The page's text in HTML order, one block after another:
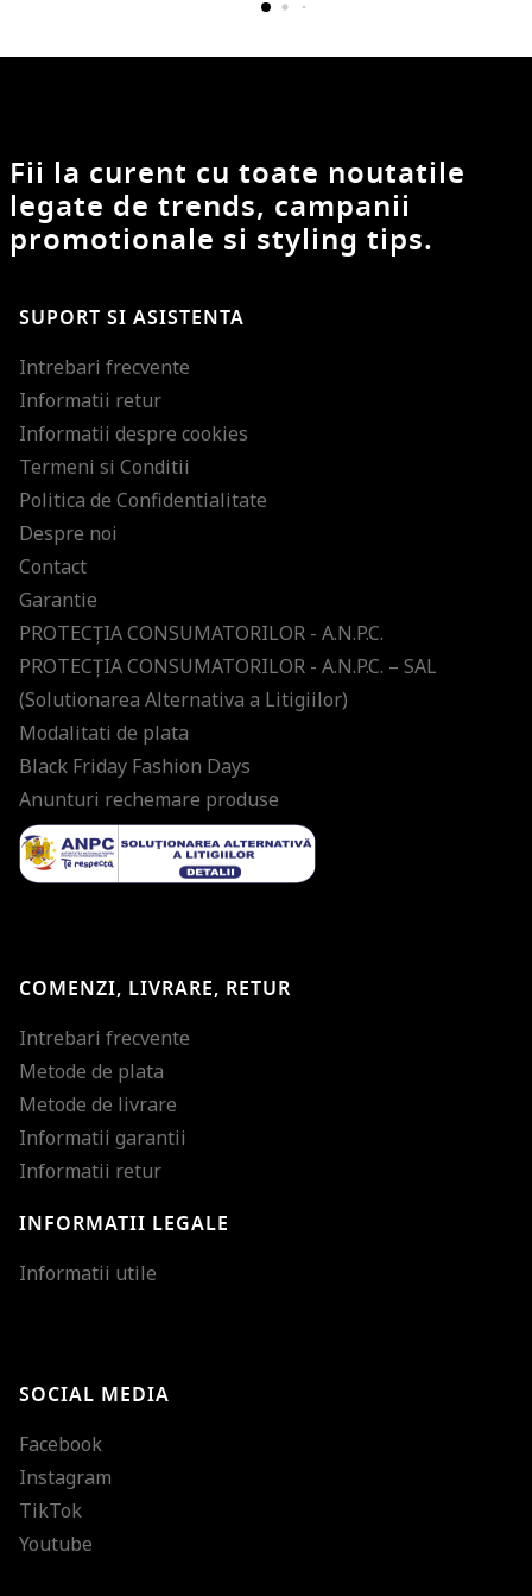
Fii la curent cu toate noutatile
legate de trends, campanii
promotionale si styling tips.
SUPORT SI ASISTENTA
Intrebari frecvente
Informatii retur
Informatii despre cookies
Termeni si Conditii
Politica de Confidentialitate
Despre noi
Contact
Garantie
PROTECŢIA CONSUMATORILOR - A.N.P.C.
PROTECŢIA CONSUMATORILOR - A.N.P.C. – SAL
(Solutionarea Alternativa a Litigiilor)
Modalitati de plata
Black Friday Fashion Days
Anunturi rechemare produse
COMENZI, LIVRARE, RETUR
Intrebari frecvente
Metode de plata
Metode de livrare
Informatii garantii
Informatii retur
INFORMATII LEGALE
Informatii utile
SOCIAL MEDIA
Facebook
Instagram
TikTok
Youtube